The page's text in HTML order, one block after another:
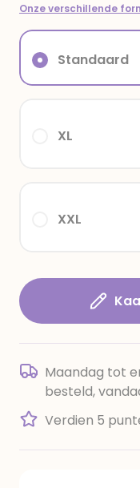
Onze verschillende
XXL
XL
Standaard
Maandag tot
besteld,
Verdien 5